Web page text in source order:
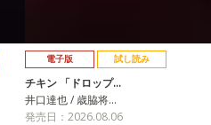
電子版 試し読み
チキン 「ドロップ…
井口達也 / 歳脇将…
発売日：2026.08.06